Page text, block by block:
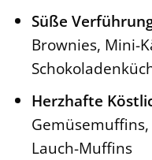
Süße
Brownies, Mini-
Herzhafte
Lauch-Muffins